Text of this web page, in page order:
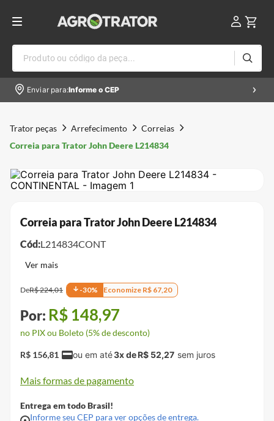
Produto ou código da peça...
Enviar para:Informe o CEP
Trator peças Arrefecimento
Correias
Correia para Trator John Deere L214834
Correia para Trator John Deere L214834
Cód:L214834CONT
DeR$224,01 -30% Economize R$ 67,20
R$ 148,97
no PIX ou Boleto (5% de desconto)
R$ 156,81 3x deR$ 52,27
Mais formas de pagamento
Entrega em todo Brasil!
Informe seu CEP para ver opções de entrega.